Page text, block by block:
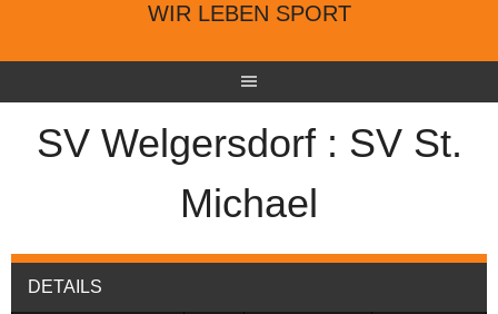
WIR LEBEN SPORT
SV Welgersdorf : SV St.
Michael
DETAILS